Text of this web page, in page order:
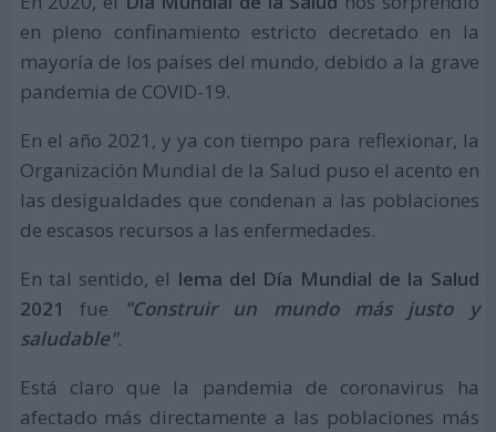
en pleno confinamiento estricto decretado en la
mayoría de los países del mundo, debido a la grave
pandemia de COVID-19.
En el año 2021, y ya con tiempo para reflexionar, la
Organización Mundial de la Salud puso el acento en
las desigualdades que condenan a las poblaciones
de escasos recursos a las enfermedades.
En tal sentido, el lema del Día Mundial de la Salud
2021
fue
"Construir un mundo más justo y
saludable".
Está claro que la pandemia de coronavirus ha
afectado más directamente a las poblaciones más